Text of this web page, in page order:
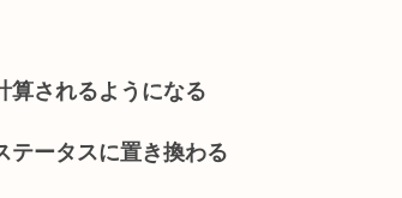
算されるようになる
テータスに置き換わる